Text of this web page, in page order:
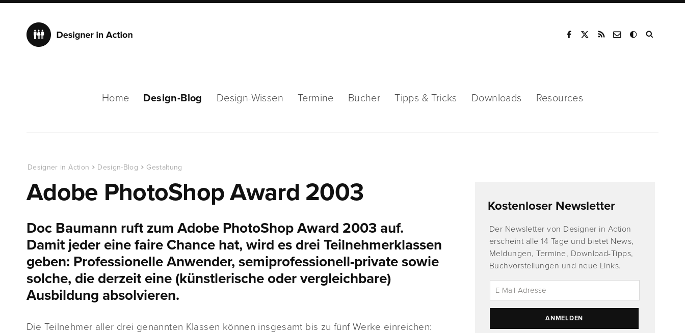
Home Design-Blog Design-Wissen Termine Bücher Tipps & Tricks Downloads Resources
Designer in Action Design-Blog Gestaltung
Adobe PhotoShop Award 2003
Doc Baumann ruft zum Adobe PhotoShop Award 2003 auf.
Damit jeder eine faire Chance hat, wird es drei Teilnehmerklassen
geben: Professionelle Anwender, semiprofessionell-private sowie
solche, die derzeit eine (künstlerische oder vergleichbare)
Ausbildung absolvieren.
Die Teilnehmer aller drei genannten Klassen können insgesamt bis zu fünf Werke einreichen:
Kostenloser Newsletter
Der Newsletter von Designer in Action
erscheint alle 14 Tage und bietet News,
Meldungen, Termine, Download-Tipps,
Buchvorstellungen und neue Links.